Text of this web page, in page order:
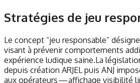
Stratégies de jeu
Le concept “jeu responsable”
visant à prévenir comportements
expérience ludique saine.La
depuis création ARJEL puis ANJ
aux opérateurs — affichage visibilité